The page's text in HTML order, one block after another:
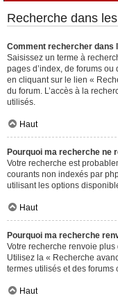
Recherche dans
Comment rechercher dans
Saisissez un terme à
pages d’index, de forums
en cliquant sur le lien «
du forum. L’accès à la
utilisés.
Haut
Pourquoi ma recherche ne
Votre recherche est
courants non indexés par
utilisant les options
Haut
Pourquoi ma recherche
Votre recherche renvoie
Utilisez la « Recherche
termes utilisés et des forums
Haut